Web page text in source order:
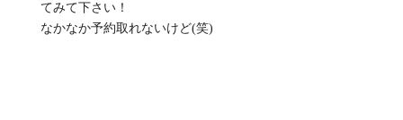
てみて下さい！
なかなか予約取れないけど(笑)